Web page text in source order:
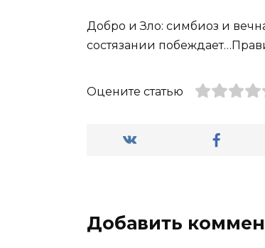
Добро и Зло: симбиоз и
состязании
Оцените статью
Добавить